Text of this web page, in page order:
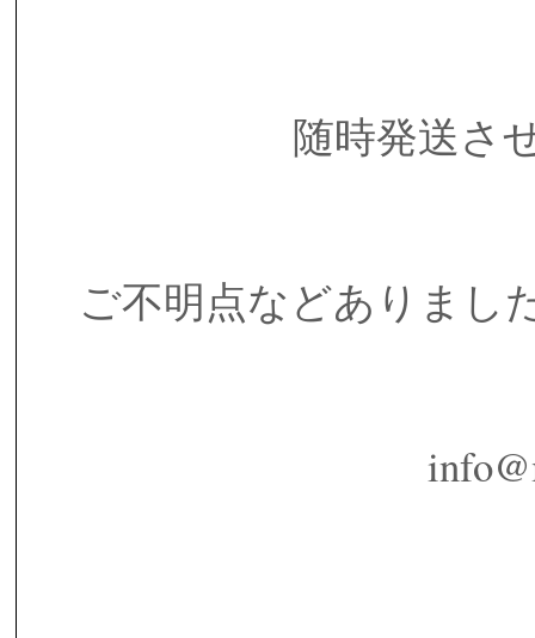
随時発送さ
ご不明点などありまし